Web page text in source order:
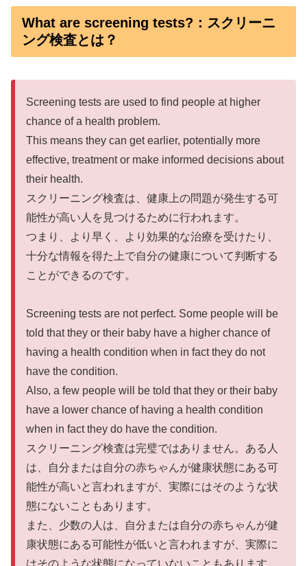
What are screening tests?：スクリーニ
ング検査とは？
Screening tests are used to find people at higher
chance of a health problem.
This means they can get earlier, potentially more
effective, treatment or make informed decisions about
their health.
スクリーニング検査は、健康上の問題が発生する可
能性が高い人を見つけるために行われます。
つまり、より早く、より効果的な治療を受けたり、
十分な情報を得た上で自分の健康について判断する
ことができるのです。
Screening tests are not perfect. Some people will be
told that they or their baby have a higher chance of
having a health condition when in fact they do not
have the condition.
Also, a few people will be told that they or their baby
have a lower chance of having a health condition
when in fact they do have the condition.
スクリーニング検査は完璧ではありません。ある人
は、自分または自分の赤ちゃんが健康状態にある可
能性が高いと言われますが、実際にはそのような状
態にないこともあります。
また、少数の人は、自分または自分の赤ちゃんが健
康状態にある可能性が低いと言われますが、実際に
はそのような状態になっていないこともあります。